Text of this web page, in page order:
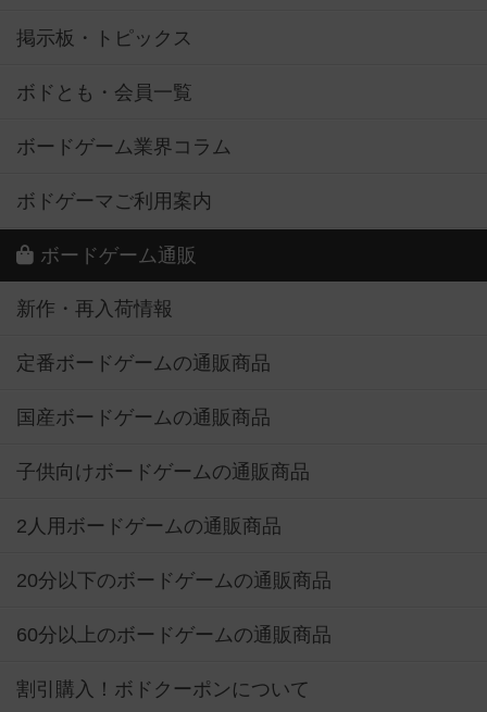
掲示板・トピックス
ボドとも・会員一覧
ボードゲーム業界コラム
ボドゲーマご利用案内
ボードゲーム通販
新作・再入荷情報
定番ボードゲームの通販商品
国産ボードゲームの通販商品
子供向けボードゲームの通販商品
2人用ボードゲームの通販商品
20分以下のボードゲームの通販商品
60分以上のボードゲームの通販商品
割引購入！ボドクーポンについて